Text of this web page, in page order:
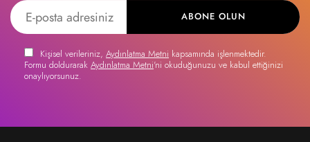
ABONE OLUN
Kişisel verileriniz, Aydınlatma Metni kapsamında işlenmektedir.
Formu doldurarak Aydınlatma Metni'ni okuduğunuzu ve kabul ettiğinizi
onaylıyorsunuz.